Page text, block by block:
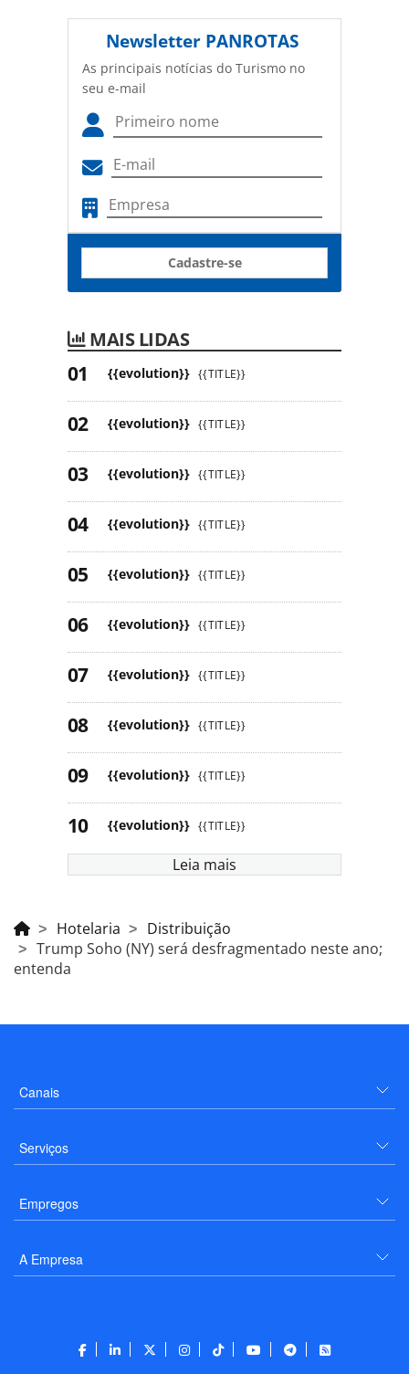
Newsletter PANROTAS
As principais notícias do Turismo no
seu e-mail
Cadastre-se
MAIS LIDAS
{{evolution}} {{TITLE}}
{{evolution}} {{TITLE}}
{{evolution}} {{TITLE}}
{{evolution}} {{TITLE}}
{{evolution}} {{TITLE}}
{{evolution}} {{TITLE}}
{{evolution}} {{TITLE}}
{{evolution}} {{TITLE}}
{{evolution}} {{TITLE}}
{{evolution}} {{TITLE}}
Leia mais
Hotelaria
Distribuição
Trump Soho (NY) será desfragmentado neste ano;
entenda
Canais
Serviços
Empregos
A Empresa